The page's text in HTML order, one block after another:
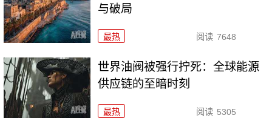
与破局
最热 阅读 7648
世界油阀被强行拧死：全球能源
供应链的至暗时刻
最热 阅读 5305